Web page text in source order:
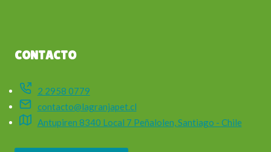
CONTACTO
2 2958 0779
contacto@lagranjapet.cl
Antupiren 8340 Local 7 Peñalolen, Santiago - Chile